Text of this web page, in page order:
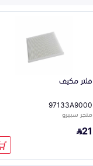
فلتر مكيف
97133A9000
متجر سبيرو
21